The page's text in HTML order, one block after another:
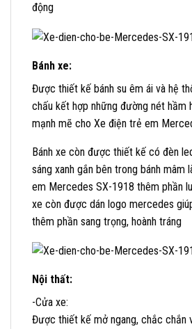
động
Bánh xe:
Được thiết kế bánh su êm ái và hệ
chấu kết hợp những đường nét hầm
mạnh mẽ cho Xe điện trẻ em
Bánh xe còn được thiết kế có đèn
sáng xanh gắn bên trong bánh mâm
em Mercedes SX-1918 thêm phần
xe còn được dán logo mercedes
thêm phần sang trọng, hoành tráng
Nội thất:
-Cửa xe:
Được thiết kế mở ngang, chắc chắn